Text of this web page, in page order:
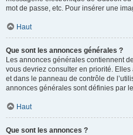
mot de passe, etc. Pour insérer une
Haut
Que sont les annonces générales ?
Les annonces générales contiennent
vous devriez consulter en priorité.
et dans le panneau de contrôle de
annonces générales sont définies par
Haut
Que sont les annonces ?